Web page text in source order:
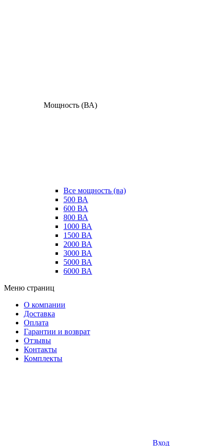
Мощность (ВА)
Все мощность (ва)
500 ВА
600 ВА
800 ВА
1000 ВА
1500 ВА
2000 ВА
3000 ВА
5000 ВА
6000 ВА
Меню страниц
О компании
Доставка
Оплата
Гарантии и возврат
Отзывы
Контакты
Комплекты
Вход